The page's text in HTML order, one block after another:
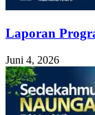
Laporan
Juni 4, 2026